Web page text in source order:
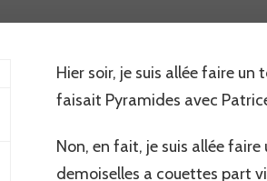
Hier soir, je suis allée faire un
faisait Pyramides avec
Non, en fait, je suis allée
demoiselles a couettes part